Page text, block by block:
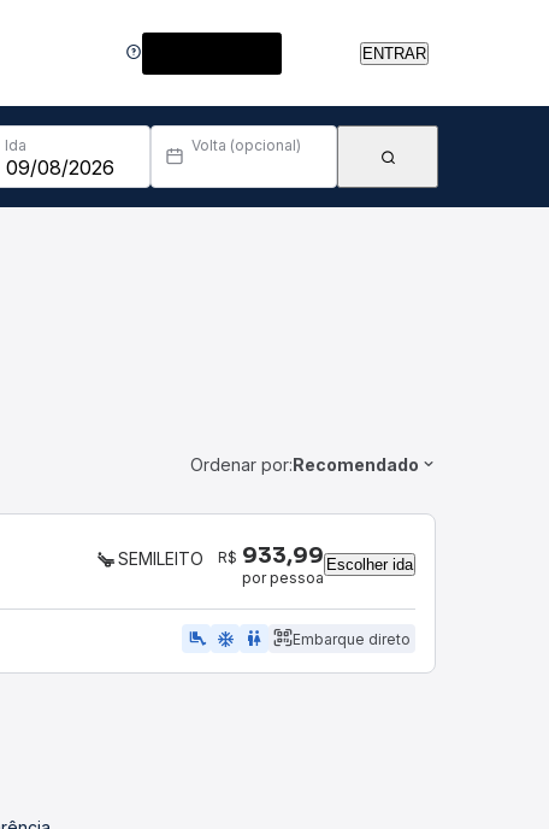
ENTRAR
Ida Volta (opcional)
Ordenar por:Recomendado
SEMILEITO R$ 933,99
por pessoa
Escolher ida
airline_seat_legroom_extra ac_unit WC Embarque direto